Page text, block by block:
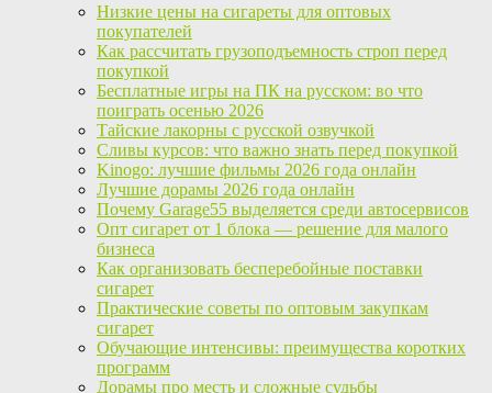
Низкие цены на сигареты для оптовых
покупателей
Как рассчитать грузоподъемность строп перед
покупкой
Бесплатные игры на ПК на русском: во что
поиграть осенью 2026
Тайские лакорны с русской озвучкой
Сливы курсов: что важно знать перед покупкой
Kinogo: лучшие фильмы 2026 года онлайн
Лучшие дорамы 2026 года онлайн
Почему Garage55 выделяется среди автосервисов
Опт сигарет от 1 блока — решение для малого
бизнеса
Как организовать бесперебойные поставки
сигарет
Практические советы по оптовым закупкам
сигарет
Обучающие интенсивы: преимущества коротких
программ
Дорамы про месть и сложные судьбы